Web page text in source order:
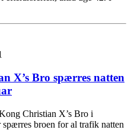
X’s Bro spærres natten
Christian X’s Bro i
spærres broen for al trafik natten